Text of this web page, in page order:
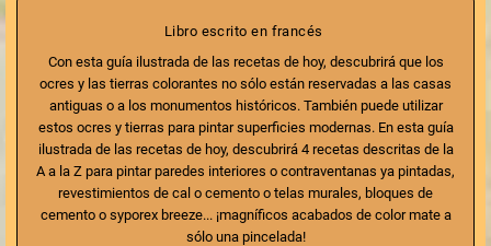
Libro escrito en francés
Con esta guía ilustrada de las recetas de hoy, descubrirá que los
ocres y las tierras colorantes no sólo están reservadas a las casas
antiguas o a los monumentos históricos. También puede utilizar
estos ocres y tierras para pintar superficies modernas. En esta guía
ilustrada de las recetas de hoy, descubrirá 4 recetas descritas de la
A a la Z para pintar paredes interiores o contraventanas ya pintadas,
revestimientos de cal o cemento o telas murales, bloques de
cemento o syporex breeze... ¡magníficos acabados de color mate a
sólo una pincelada!